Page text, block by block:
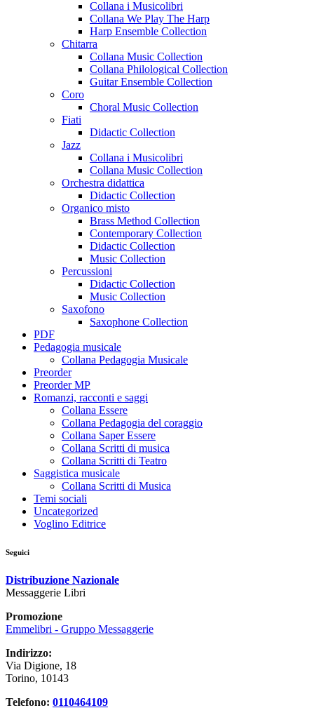
Collana i Musicolibri
Collana We Play The Harp
Harp Ensemble Collection
Chitarra
Collana Music Collection
Collana Philological Collection
Guitar Ensemble Collection
Coro
Choral Music Collection
Fiati
Didactic Collection
Jazz
Collana i Musicolibri
Collana Music Collection
Orchestra didattica
Didactic Collection
Organico misto
Brass Method Collection
Contemporary Collection
Didactic Collection
Music Collection
Percussioni
Didactic Collection
Music Collection
Saxofono
Saxophone Collection
PDF
Pedagogia musicale
Collana Pedagogia Musicale
Preorder
Preorder MP
Romanzi, racconti e saggi
Collana Essere
Collana Pedagogia del coraggio
Collana Saper Essere
Collana Scritti di musica
Collana Scritti di Teatro
Saggistica musicale
Collana Scritti di Musica
Temi sociali
Uncategorized
Voglino Editrice
Seguici
Distribuzione Nazionale
Messaggerie Libri
Promozione
Emmelibri - Gruppo Messaggerie
Indirizzo:
Via Digione, 18
Torino, 10143
Telefono: 0110464109